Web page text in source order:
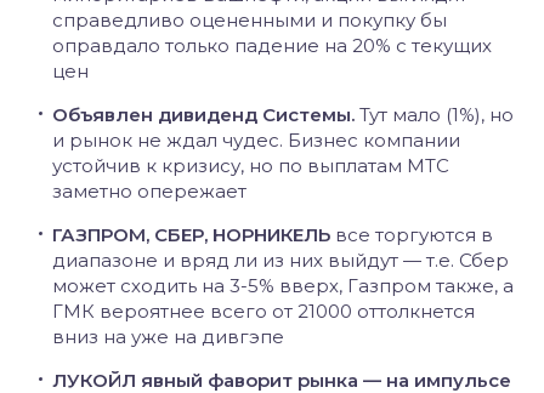
справедливо оцененными и покупку бы
оправдало только падение на 20% с текущих
цен
Объявлен дивиденд Системы. Тут мало (1%), но
и рынок не ждал чудес. Бизнес компании
устойчив к кризису, но по выплатам МТС
заметно опережает
ГАЗПРОМ, СБЕР, НОРНИКЕЛЬ все торгуются в
диапазоне и вряд ли из них выйдут — т.е. Сбер
может сходить на 3-5% вверх, Газпром также, а
ГМК вероятнее всего от 21000 оттолкнется
вниз на уже на дивгэпе
ЛУКОЙЛ явный фаворит рынка — на импульсе